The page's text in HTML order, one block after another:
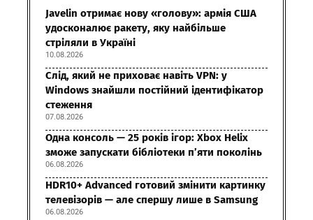
Javelin отримає нову «голову»: армія США
удосконалює ракету, яку найбільше
стріляли в Україні
10.08.2026
Слід, який не приховає навіть VPN: у
Windows знайшли постійний ідентифікатор
стеження
07.08.2026
Одна консоль — 25 років ігор: Xbox Helix
зможе запускати бібліотеки п’яти поколінь
06.08.2026
HDR10+ Advanced готовий змінити картинку
телевізорів — але спершу лише в Samsung
06.08.2026